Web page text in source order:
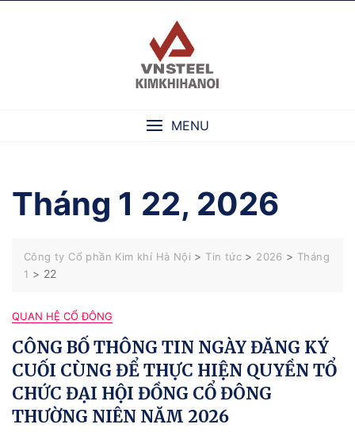
MENU
Tháng 1 22, 2026
Công ty Cổ phần Kim khí Hà Nội > Tin tức > 2026 > Tháng
1 > 22
QUAN HỆ CỔ ĐÔNG
CÔNG BỐ THÔNG TIN NGÀY ĐĂNG KÝ
CUỐI CÙNG ĐỂ THỰC HIỆN QUYỀN TỔ
CHỨC ĐẠI HỘI ĐỒNG CỔ ĐÔNG
THƯỜNG NIÊN NĂM 2026